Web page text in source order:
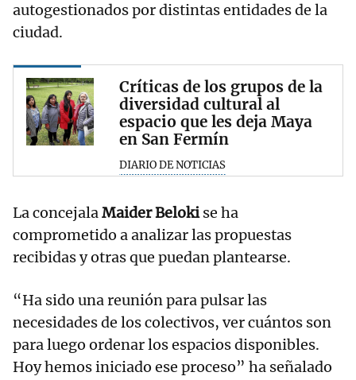
autogestionados por distintas entidades de la
ciudad.
Críticas de los grupos de la
diversidad cultural al
espacio que les deja Maya
en San Fermín
DIARIO DE NOTICIAS
La concejalaMaider Belokise ha
comprometido a analizar las propuestas
recibidas y otras que puedan plantearse.
“Ha sido una reunión para pulsar las
necesidades de los colectivos, ver cuántos son
para luego ordenar los espacios disponibles.
Hoy hemos iniciado ese proceso” ha señalado